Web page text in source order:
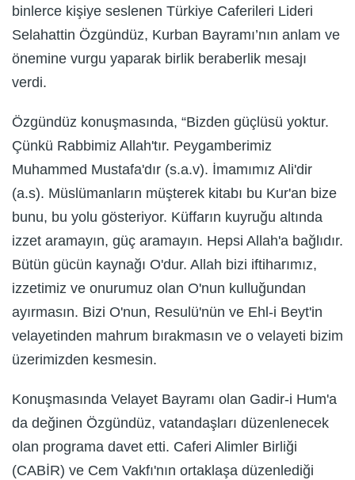
binlerce kişiye seslenen Türkiye Caferileri Lideri
Selahattin Özgündüz, Kurban Bayramı’nın anlam ve
önemine vurgu yaparak birlik beraberlik mesajı
verdi.
Özgündüz konuşmasında, “Bizden güçlüsü yoktur.
Çünkü Rabbimiz Allah'tır. Peygamberimiz
Muhammed Mustafa'dır (s.a.v). İmamımız Ali'dir
(a.s). Müslümanların müşterek kitabı bu Kur'an bize
bunu, bu yolu gösteriyor. Küffarın kuyruğu altında
izzet aramayın, güç aramayın. Hepsi Allah'a bağlıdır.
Bütün gücün kaynağı O'dur. Allah bizi iftiharımız,
izzetimiz ve onurumuz olan O'nun kulluğundan
ayırmasın. Bizi O'nun, Resulü'nün ve Ehl-i Beyt'in
velayetinden mahrum bırakmasın ve o velayeti bizim
üzerimizden kesmesin.
Konuşmasında Velayet Bayramı olan Gadir-i Hum'a
da değinen Özgündüz, vatandaşları düzenlenecek
olan programa davet etti. Caferi Alimler Birliği
(CABİR) ve Cem Vakfı'nın ortaklaşa düzenlediği